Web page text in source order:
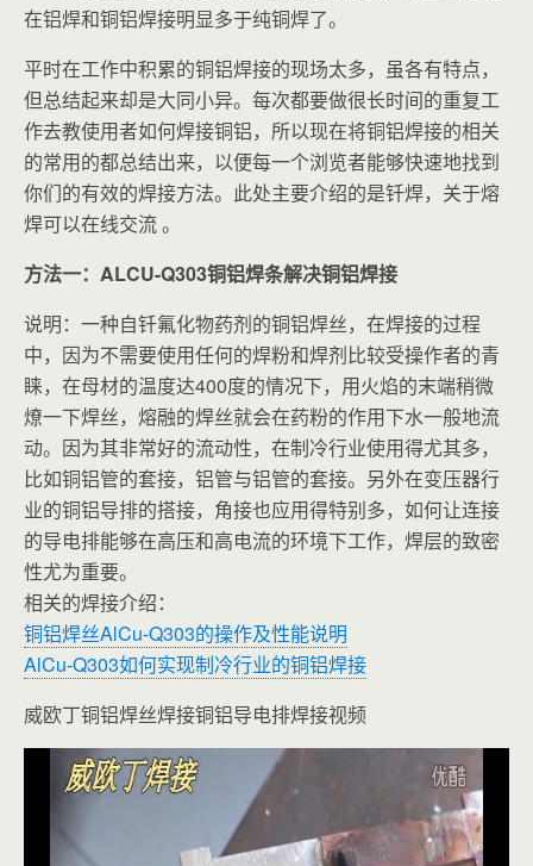
在铝焊和铜铝焊接明显多于纯铜焊了。
平时在工作中积累的铜铝焊接的现场太多，虽各有特点，
但总结起来却是大同小异。每次都要做很长时间的重复工
作去教使用者如何焊接铜铝，所以现在将铜铝焊接的相关
的常用的都总结出来，以便每一个浏览者能够快速地找到
你们的有效的焊接方法。此处主要介绍的是钎焊，关于熔
焊可以在线交流 。
方法一：ALCU-Q303铜铝焊条解决铜铝焊接
说明：一种自钎氟化物药剂的铜铝焊丝，在焊接的过程
中，因为不需要使用任何的焊粉和焊剂比较受操作者的青
睐，在母材的温度达400度的情况下，用火焰的末端稍微
燎一下焊丝，熔融的焊丝就会在药粉的作用下水一般地流
动。因为其非常好的流动性，在制冷行业使用得尤其多，
比如铜铝管的套接，铝管与铝管的套接。另外在变压器行
业的铜铝导排的搭接，角接也应用得特别多，如何让连接
的导电排能够在高压和高电流的环境下工作，焊层的致密
性尤为重要。
相关的焊接介绍：
铜铝焊丝AlCu-Q303的操作及性能说明
AlCu-Q303如何实现制冷行业的铜铝焊接
威欧丁铜铝焊丝焊接铜铝导电排焊接视频